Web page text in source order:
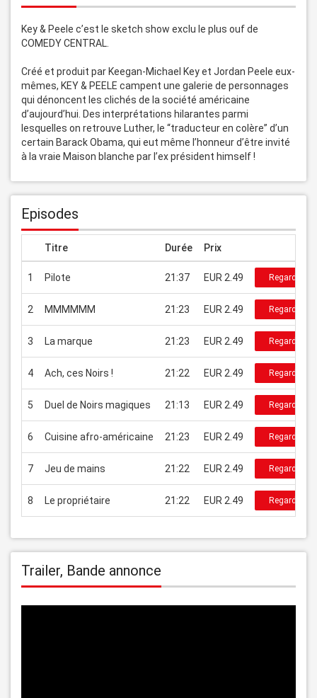
Key & Peele c’est le sketch show exclu le plus ouf de
COMEDY CENTRAL.
Créé et produit par Keegan-Michael Key et Jordan Peele eux-
mêmes, KEY & PEELE campent une galerie de personnages
qui dénoncent les clichés de la société américaine
d’aujourd’hui. Des interprétations hilarantes parmi
lesquelles on retrouve Luther, le “traducteur en colère” d’un
certain Barack Obama, qui eut même l’honneur d’être invité
à la vraie Maison blanche par l’ex président himself !
Episodes
Titre Durée Prix
1 Pilote 21:37 EUR 2.49 Regarder
2 MMMMMM 21:23 EUR 2.49 Regarder
3 La marque 21:23 EUR 2.49 Regarder
4 Ach, ces Noirs ! 21:22 EUR 2.49 Regarder
5 Duel de Noirs magiques 21:13 EUR 2.49 Regarder
6 Cuisine afro-américaine 21:23 EUR 2.49 Regarder
7 Jeu de mains 21:22 EUR 2.49 Regarder
8 Le propriétaire 21:22 EUR 2.49 Regarder
Trailer, Bande annonce